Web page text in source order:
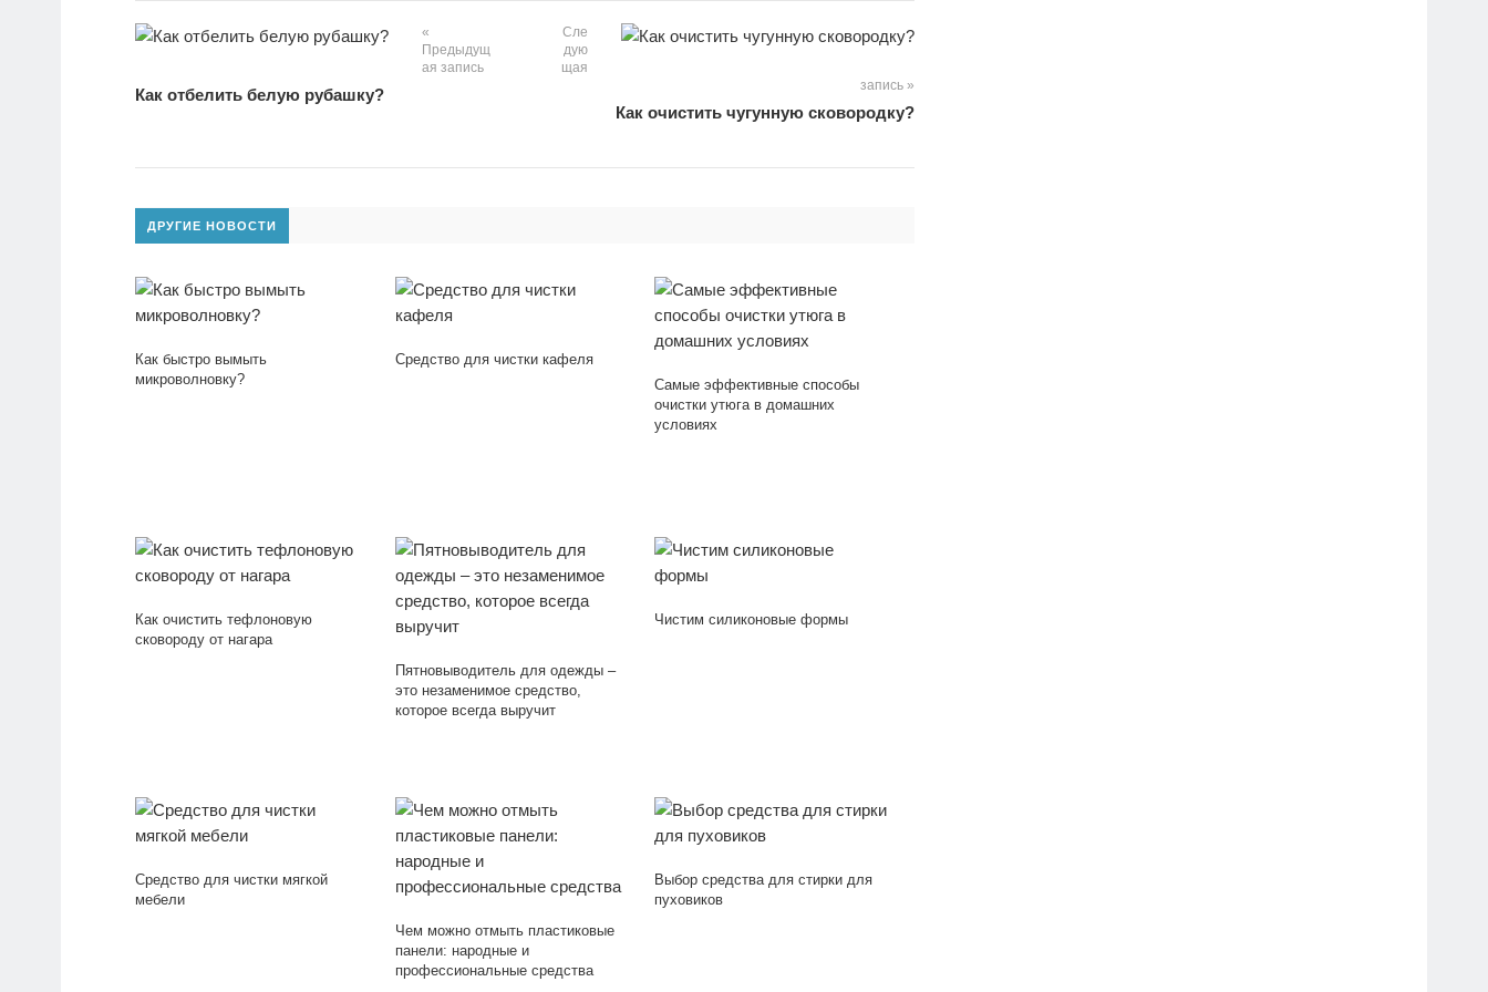
«
Предыдущ
ая запись
Как отбелить белую рубашку?
Сле
дую
щая
запись »
Как очистить чугунную сковородку?
ДРУГИЕ НОВОСТИ
Как быстро вымыть
микроволновку?
Средство для чистки кафеля
Самые эффективные способы
очистки утюга в домашних
условиях
Как очистить тефлоновую
сковороду от нагара
Пятновыводитель для одежды –
это незаменимое средство,
которое всегда выручит
Чистим силиконовые формы
Средство для чистки мягкой
мебели
Чем можно отмыть пластиковые
панели: народные и
профессиональные средства
Выбор средства для стирки для
пуховиков